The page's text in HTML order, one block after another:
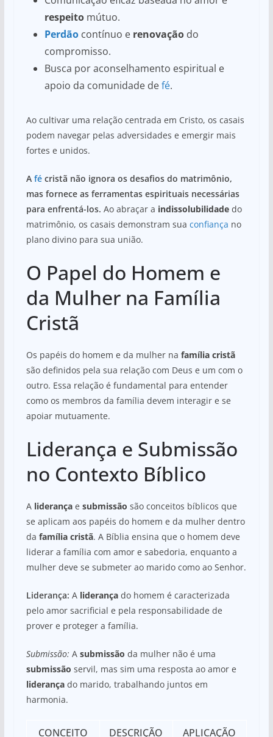
respeitomútuo.
Perdãocontínuo e renovaçãodo
compromisso.
Busca por aconselhamento espiritual e
apoio da comunidade defé.
Ao cultivar uma relação centrada em Cristo, os casais
podem navegar pelas adversidades e emergir mais
fortes e unidos.
A fécristã não ignora os desafios do matrimônio,
mas fornece as ferramentas espirituais necessárias
para enfrentá-los. Ao abraçar a indissolubilidadedo
matrimônio, os casais demonstram sua confiança no
plano divino para sua união.
O Papel do Homem e
da Mulher na Família
Cristã
Os papéis do homem e da mulher na família cristã
são definidos pela sua relação com Deus e um com o
outro. Essa relação é fundamental para entender
como os membros da família devem interagir e se
apoiar mutuamente.
Liderança e Submissão
no Contexto Bíblico
A liderançae submissão são conceitos bíblicos que
se aplicam aos papéis do homem e da mulher dentro
da família cristã. A Bíblia ensina que o homem deve
liderar a família com amor e sabedoria, enquanto a
mulher deve se submeter ao marido como ao Senhor.
Liderança: A liderançado homem é caracterizada
pelo amor sacrificial e pela responsabilidade de
prover e proteger a família.
Submissão: A submissão da mulher não é uma
submissão servil, mas sim uma resposta ao amor e
liderançado marido, trabalhando juntos em
harmonia.
CONCEITO
DESCRIÇÃO
APLICAÇÃO